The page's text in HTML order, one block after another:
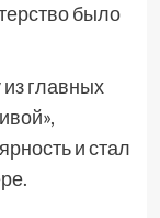
было
главных
и стал